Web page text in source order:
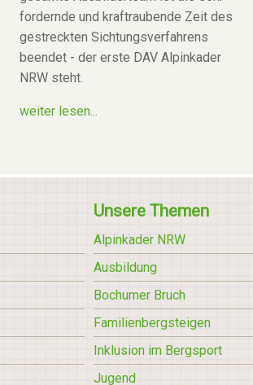
fordernde und kraftraubende Zeit des
gestreckten Sichtungsverfahrens
beendet - der erste DAV Alpinkader
NRW steht.
weiter lesen...
Unsere Themen
Alpinkader NRW
Ausbildung
Bochumer Bruch
Familienbergsteigen
Inklusion im Bergsport
Jugend